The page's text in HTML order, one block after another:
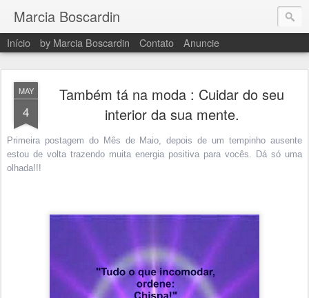
Marcia Boscardin
Início by Marcia Boscardin Contato Anuncie
MAY
4
Também tá na moda : Cuidar do seu
interior da sua mente.
Primeira postagem do Mês de Maio, depois de um tempinho ausente
estou de volta trazendo muita energia positiva para vocês. Dá só uma
olhada!!!